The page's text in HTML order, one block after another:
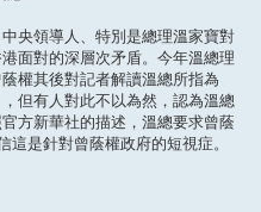
央領導人、特別是總理溫家寶對
面對的深層次矛盾。今年溫總理
權其後對記者解讀溫總所指為
但有人對此不以為然，認為溫總
方新華社的描述，溫總要求曾蔭
是針對曾蔭權政府的短視症。